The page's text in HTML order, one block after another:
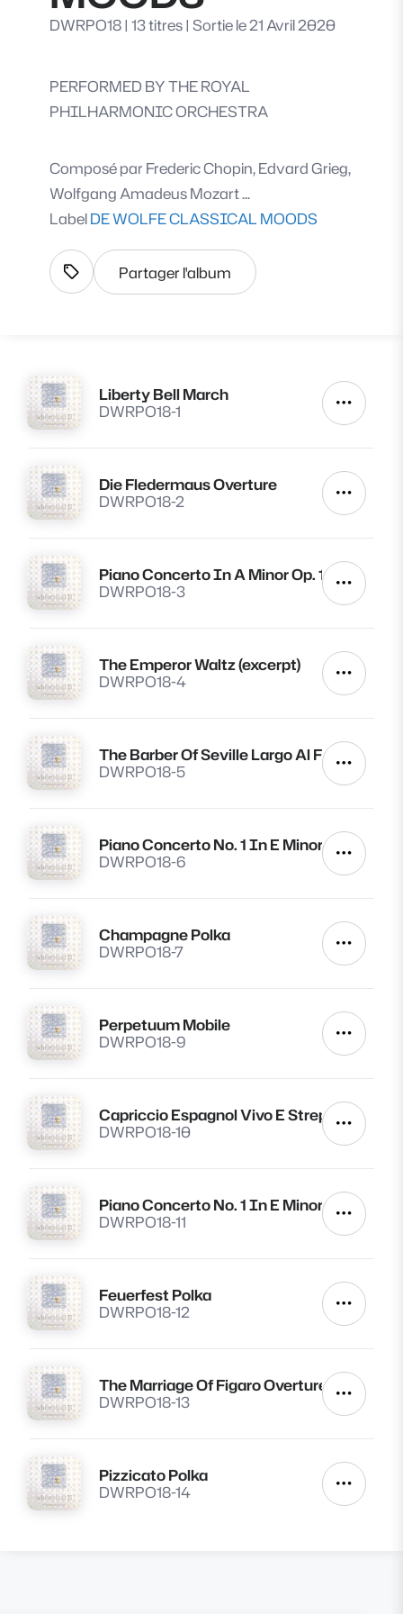
DWRPO18| 13 titres| Sortie le 21 Avril 2020
PERFORMED BY THE ROYAL
PHILHARMONIC ORCHESTRA
Composé par Frederic Chopin, Edvard Grieg,
Wolfgang Amadeus Mozart ...
LabelDE WOLFE CLASSICAL MOODS
Afficher les tags
Partager l'album
Lire
Liberty Bell March
DWRPO18-1
Autres
Lire
Die Fledermaus Overture
DWRPO18-2
Autres
Lire
Piano Concerto In A Minor Op. 16. Mvt. Iii
DWRPO18-3
Autres
Lire
The Emperor Waltz (excerpt)
DWRPO18-4
Autres
Lire
The Barber Of Seville Largo Al Factotum
DWRPO18-5
Autres
Lire
Piano Concerto No. 1 In E Minor Op. 11.
DWRPO18-6
Autres
Lire
Champagne Polka
DWRPO18-7
Autres
Lire
Perpetuum Mobile
DWRPO18-9
Autres
Lire
Capriccio Espagnol Vivo E Strepitoso
DWRPO18-10
Autres
Lire
Piano Concerto No. 1 In E Minor Op. 11.
DWRPO18-11
Autres
Lire
Feuerfest Polka
DWRPO18-12
Autres
Lire
The Marriage Of Figaro Overture
DWRPO18-13
Autres
Lire
Pizzicato Polka
DWRPO18-14
Autres